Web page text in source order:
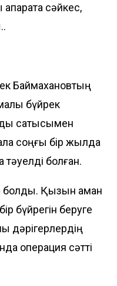
сәйкес,
Баймахановтың
бүйрек
сатысымен
соңғы бір жылда
тәуелді болған.
болды. Қызын аман
бүйрегін беруге
дәрігерлердің
операция сәтті